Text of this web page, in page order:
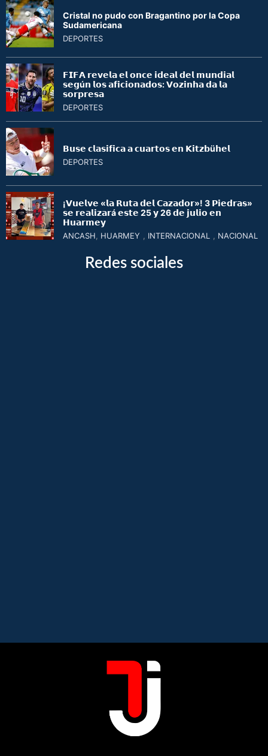
Cristal no pudo con Bragantino por la Copa
Sudamericana
DEPORTES
𝗙𝗜𝗙𝗔 𝗿𝗲𝘃𝗲𝗹𝗮 𝗲𝗹 𝗼𝗻𝗰𝗲 𝗶𝗱𝗲𝗮𝗹 𝗱𝗲𝗹 𝗺𝘂𝗻𝗱𝗶𝗮𝗹
𝘀𝗲𝗴ú𝗻 𝗹𝗼𝘀 𝗮𝗳𝗶𝗰𝗶𝗼𝗻𝗮𝗱𝗼𝘀: 𝗩𝗼𝘇𝗶𝗻𝗵𝗮 𝗱𝗮 𝗹𝗮
𝘀𝗼𝗿𝗽𝗿𝗲𝘀𝗮
DEPORTES
𝗕𝘂𝘀𝗲 𝗰𝗹𝗮𝘀𝗶𝗳𝗶𝗰𝗮 𝗮 𝗰𝘂𝗮𝗿𝘁𝗼𝘀 𝗲𝗻 𝗞𝗶𝘁𝘇𝗯ü𝗵𝗲𝗹
DEPORTES
¡𝗩𝘂𝗲𝗹𝘃𝗲 «𝗹𝗮 𝗥𝘂𝘁𝗮 𝗱𝗲𝗹 𝗖𝗮𝘇𝗮𝗱𝗼𝗿»! 3 𝗣𝗶𝗲𝗱𝗿𝗮𝘀»
𝘀𝗲 𝗿𝗲𝗮𝗹𝗶𝘇𝗮𝗿á 𝗲𝘀𝘁𝗲 25 𝘆 26 𝗱𝗲 𝗷𝘂𝗹𝗶𝗼 𝗲𝗻
𝗛𝘂𝗮𝗿𝗺𝗲𝘆
ANCASH HUARMEY INTERNACIONAL NACIONAL
Redes sociales